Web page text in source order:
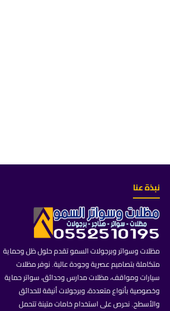
نبذة عنا
مظلات وسواتر وبرجولات السمو تقدم حلول ظل وحماية
متكاملة بتصاميم عصرية وجودة عالية. نوفر مظلات
سيارات ومواقف، مظلات مدارس وحدائق، سواتر حماية
وخصوصية بأنواع متعددة، وبرجولات أنيقة للحدائق
والأسطح. نحرص على استخدام خامات متينة تتحمل